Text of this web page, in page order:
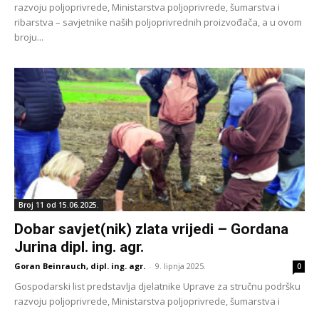
razvoju poljoprivrede, Ministarstva poljoprivrede, šumarstva i
ribarstva – savjetnike naših poljoprivrednih proizvođača, a u ovom
broju...
Broj 11 od 15.06.2025.
Dobar savjet(nik) zlata vrijedi – Gordana
Jurina dipl. ing. agr.
Goran Beinrauch, dipl. ing. agr. - 9. lipnja 2025. 0
Gospodarski list predstavlja djelatnike Uprave za stručnu podršku
razvoju poljoprivrede, Ministarstva poljoprivrede, šumarstva i